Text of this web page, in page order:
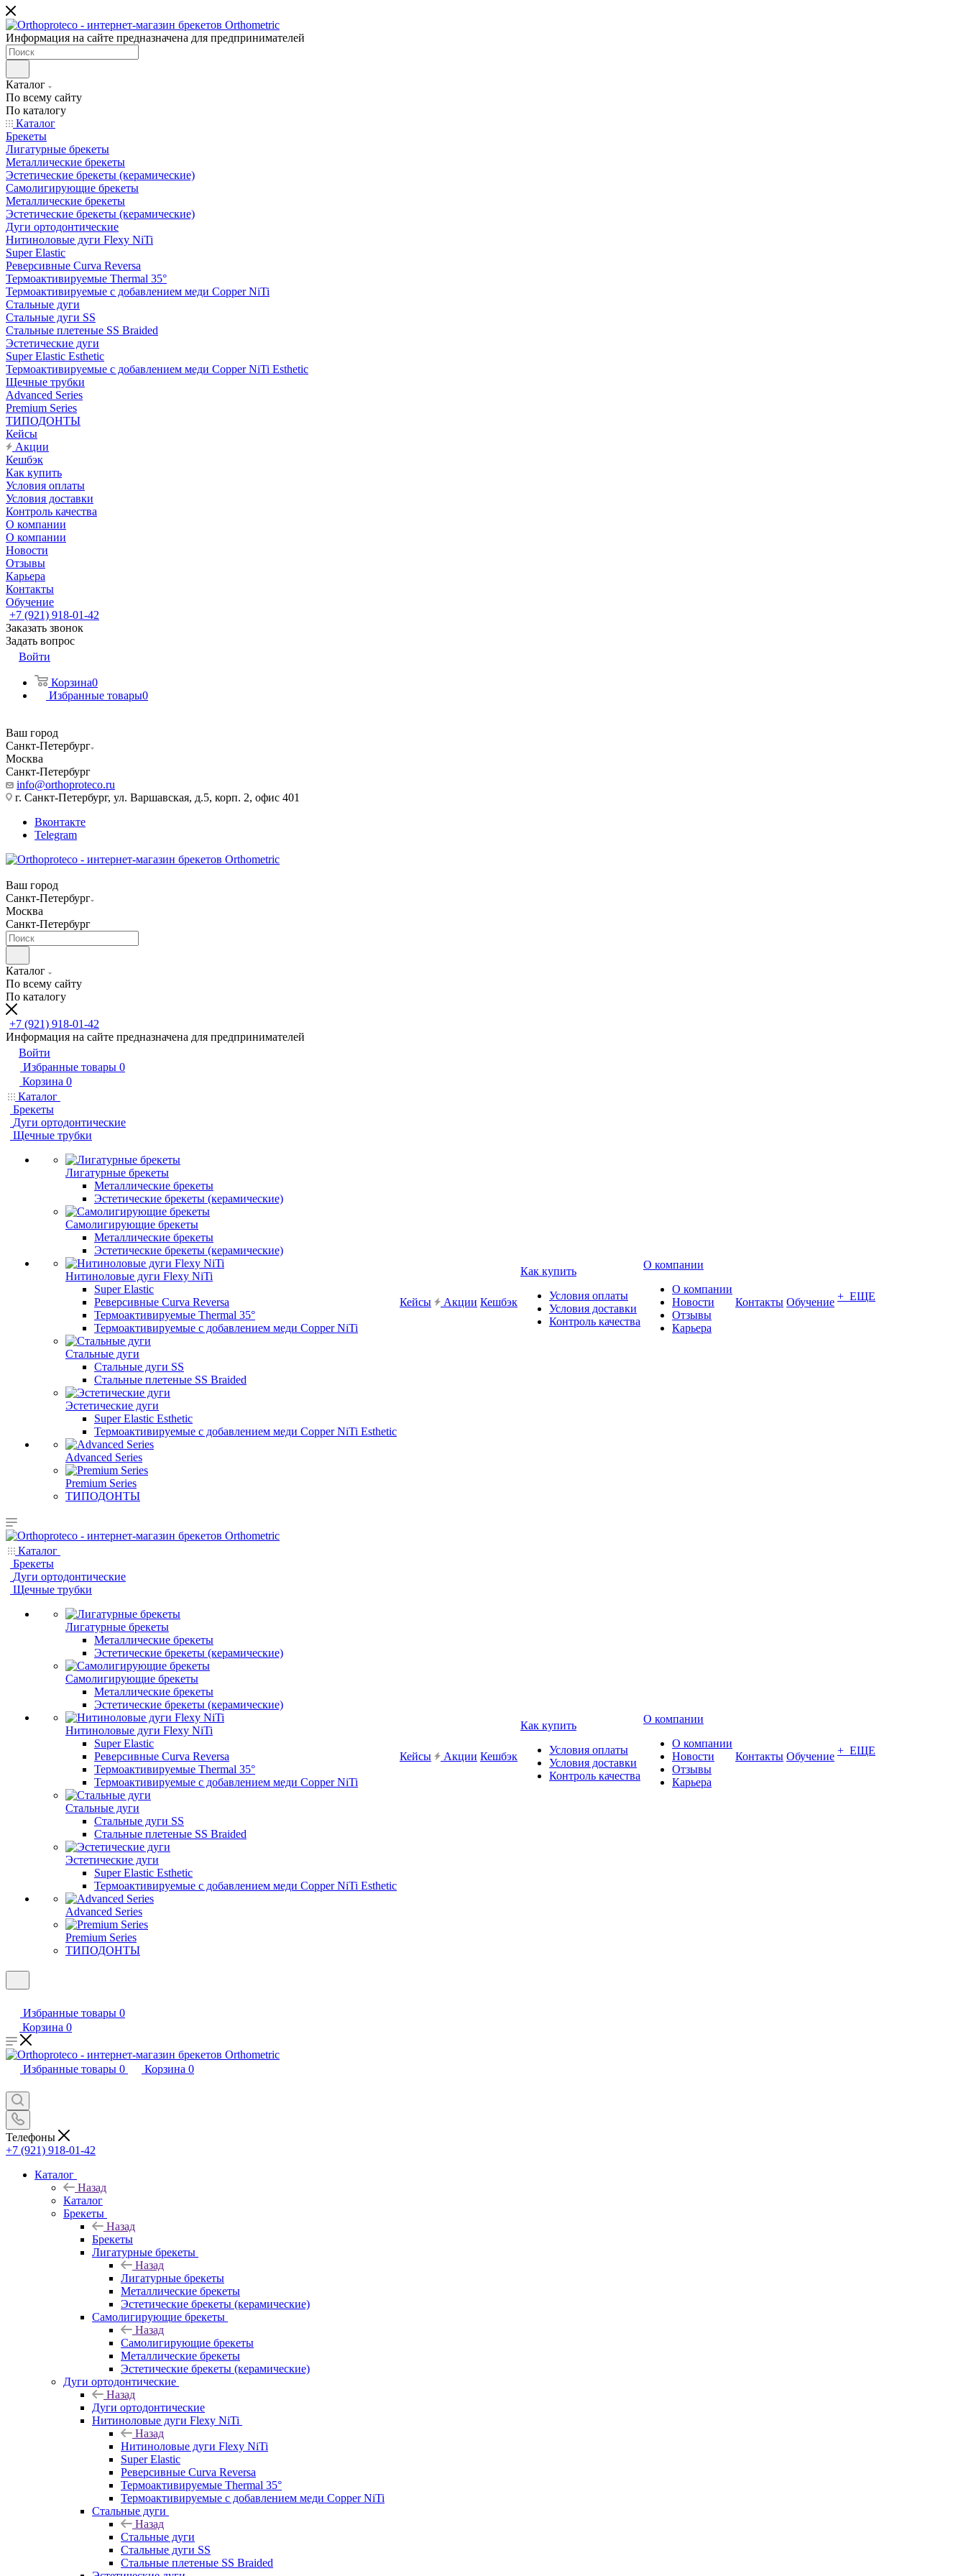
Информация на сайте предназначена для предпринимателей
Каталог
По всему сайту
По каталогу
Каталог
Брекеты
Лигатурные брекеты
Металлические брекеты
Эстетические брекеты (керамические)
Самолигирующие брекеты
Металлические брекеты
Эстетические брекеты (керамические)
Дуги ортодонтические
Нитиноловые дуги Flexy NiTi
Super Elastic
Реверсивные Curva Reversa
Термоактивируемые Thermal 35°
Термоактивируемые с добавлением меди Copper NiTi
Стальные дуги
Стальные дуги SS
Стальные плетеные SS Braided
Эстетические дуги
Super Elastic Esthetic
Термоактивируемые с добавлением меди Copper NiTi Esthetic
Щечные трубки
Advanced Series
Premium Series
ТИПОДОНТЫ
Кейсы
Акции
Кешбэк
Как купить
Условия оплаты
Условия доставки
Контроль качества
О компании
О компании
Новости
Отзывы
Карьера
Контакты
Обучение
+7 (921) 918-01-42
Заказать звонок
Задать вопрос
Войти
Корзина0
Избранные товары0
Ваш город
Санкт-Петербург
Москва
Санкт-Петербург
info@orthoproteco.ru
г. Санкт-Петербург, ул. Варшавская, д.5, корп. 2, офис 401
Вконтакте
Telegram
Ваш город
Санкт-Петербург
Москва
Санкт-Петербург
Каталог
По всему сайту
По каталогу
+7 (921) 918-01-42
Информация на сайте предназначена для предпринимателей
Войти
Избранные товары 0
Корзина 0
Каталог
Брекеты
Дуги ортодонтические
Щечные трубки
Лигатурные брекеты
Металлические брекеты
Эстетические брекеты (керамические)
Самолигирующие брекеты
Металлические брекеты
Эстетические брекеты (керамические)
Нитиноловые дуги Flexy NiTi
Super Elastic
Реверсивные Curva Reversa
Термоактивируемые Thermal 35°
Термоактивируемые с добавлением меди Copper NiTi
Стальные дуги
Стальные дуги SS
Стальные плетеные SS Braided
Эстетические дуги
Super Elastic Esthetic
Термоактивируемые с добавлением меди Copper NiTi Esthetic
Advanced Series
Premium Series
ТИПОДОНТЫ
Кейсы Акции Кешбэк
Как купить
Условия оплаты
Условия доставки
Контроль качества
О компании
О компании
Новости
Отзывы
Карьера
Контакты Обучение + ЕЩЕ
Каталог
Брекеты
Дуги ортодонтические
Щечные трубки
Лигатурные брекеты
Металлические брекеты
Эстетические брекеты (керамические)
Самолигирующие брекеты
Металлические брекеты
Эстетические брекеты (керамические)
Нитиноловые дуги Flexy NiTi
Super Elastic
Реверсивные Curva Reversa
Термоактивируемые Thermal 35°
Термоактивируемые с добавлением меди Copper NiTi
Стальные дуги
Стальные дуги SS
Стальные плетеные SS Braided
Эстетические дуги
Super Elastic Esthetic
Термоактивируемые с добавлением меди Copper NiTi Esthetic
Advanced Series
Premium Series
ТИПОДОНТЫ
Кейсы Акции Кешбэк
Как купить
Условия оплаты
Условия доставки
Контроль качества
О компании
О компании
Новости
Отзывы
Карьера
Контакты Обучение + ЕЩЕ
Избранные товары 0
Корзина 0
Избранные товары 0 Корзина 0
Телефоны
+7 (921) 918-01-42
Каталог
Назад
Каталог
Брекеты
Назад
Брекеты
Лигатурные брекеты
Назад
Лигатурные брекеты
Металлические брекеты
Эстетические брекеты (керамические)
Самолигирующие брекеты
Назад
Самолигирующие брекеты
Металлические брекеты
Эстетические брекеты (керамические)
Дуги ортодонтические
Назад
Дуги ортодонтические
Нитиноловые дуги Flexy NiTi
Назад
Нитиноловые дуги Flexy NiTi
Super Elastic
Реверсивные Curva Reversa
Термоактивируемые Thermal 35°
Термоактивируемые с добавлением меди Copper NiTi
Стальные дуги
Назад
Стальные дуги
Стальные дуги SS
Стальные плетеные SS Braided